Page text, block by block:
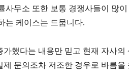
사무소 또한 보통 경쟁사들이 많
는 케이스는 드뭅니다.
했다는 내용만 믿고 현재 자사
문의조차 저조한 경우로 바름